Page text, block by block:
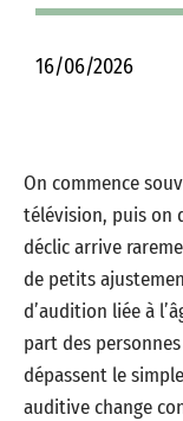
16/06/2026
On commence
télévision, puis on
déclic arrive
de petits
d’audition liée à
part des
dépassent le
auditive change